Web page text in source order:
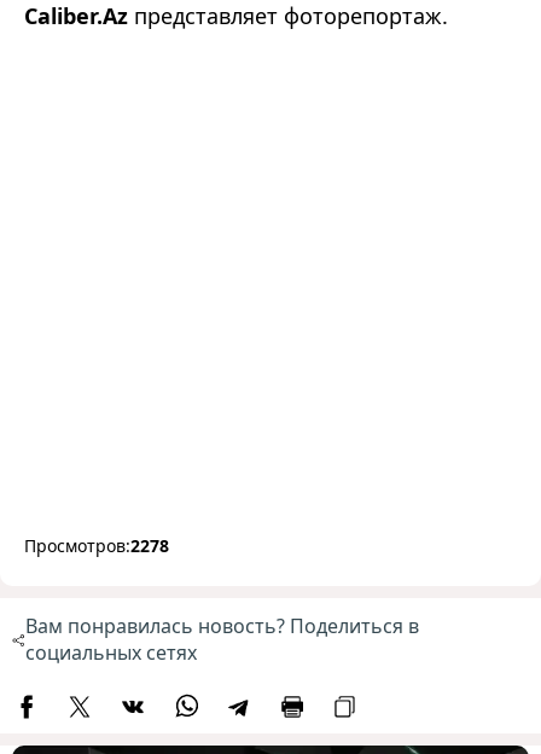
Caliber.Az представляет фоторепортаж.
Просмотров:2278
Вам понравилась новость? Поделиться в
социальных сетях